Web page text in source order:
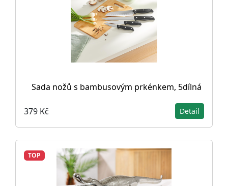
Sada nožů s bambusovým prkénkem, 5dílná
379 Kč Detail
TOP